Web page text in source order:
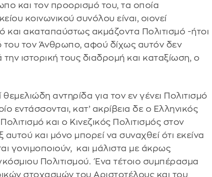
και τον προορισμό του, τα οποία
κοινωνικού συνόλου είναι, οιονεί
ακαταπαύστως ακμάζοντα Πολιτισμό -ήτοι
του τον Άνθρωπο, αφού δίχως αυτόν δεν
την ιστορική τους διαδρομή και καταξίωση, ο
θεμελιώδη αντηρίδα για τον εν γένει Πολιτισμό
εντάσσονται, κατ’ ακρίβεια δε ο Ελληνικός
και ο Κινεζικός Πολιτισμός στον
και μόνο μπορεί να συναχθεί ότι εκείνα
γονιμοποιούν, και μάλιστα με άκρως
Πολιτισμού. Ένα τέτοιο συμπέρασμα
στοχασμών του Αριστοτέλους και του